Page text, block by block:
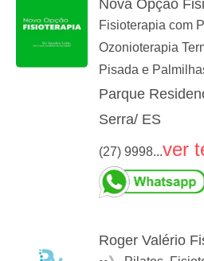
Nova Opção
Fisioterapia com
Ozonioterapia
Pisada e
Parque
Serra/ ES
(27) 9998...ver
Roger Valério